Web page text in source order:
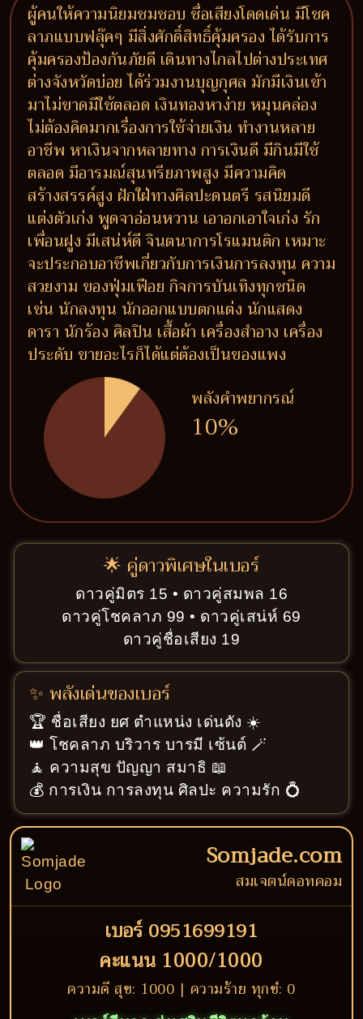
ผู้คนให้ความนิยมชมชอบ ชื่อเสียงโดดเด่น มีโชค
ลาภแบบฟลุ๊คๆ มีสิ่งศักดิ์สิทธิ์คุ้มครอง ได้รับการ
คุ้มครองป้องกันภัยดี เดินทางไกลไปต่างประเทศ
ต่างจังหวัดบ่อย ได้ร่วมงานบุญกุศล มักมีเงินเข้า
มาไม่ขาดมีใช้ตลอด เงินทองหาง่าย หมุนคล่อง
ไม่ต้องคิดมากเรื่องการใช้จ่ายเงิน ทำงานหลาย
อาชีพ หาเงินจากหลายทาง การเงินดี มีกินมีใช้
ตลอด มีอารมณ์สุนทรียภาพสูง มีความคิด
สร้างสรรค์สูง ฝักใฝ่ทางศิลปะดนตรี รสนิยมดี
แต่งตัวเก่ง พูดจาอ่อนหวาน เอาอกเอาใจเก่ง รัก
เพื่อนฝูง มีเสน่ห์ดี จินตนาการโรแมนติก เหมาะ
จะประกอบอาชีพเกี่ยวกับการเงินการลงทุน ความ
สวยงาม ของฟุ่มเฟือย กิจการบันเทิงทุกชนิด
เช่น นักลงทุน นักออกแบบตกแต่ง นักแสดง
ดารา นักร้อง ศิลปิน เสื้อผ้า เครื่องสำอาง เครื่อง
ประดับ ขายอะไรก็ได้แต่ต้องเป็นของแพง
พลังคำพยากรณ์
10%
🌟 คู่ดาวพิเศษในเบอร์
ดาวคู่มิตร 15 • ดาวคู่สมพล 16
ดาวคู่โชคลาภ 99 • ดาวคู่เสน่ห์ 69
ดาวคู่ชื่อเสียง 19
✨ พลังเด่นของเบอร์
🏆 ชื่อเสียง ยศ ตำแหน่ง เด่นดัง ☀️
👑 โชคลาภ บริวาร บารมี เซ้นต์ 🪄
🧘 ความสุข ปัญญา สมาธิ 📖
💰 การเงิน การลงทุน ศิลปะ ความรัก 💍
Somjade.com
สมเจตน์ดอทคอม
เบอร์ 0951699191
คะแนน 1000/1000
ความดี สุข: 1000 | ความร้าย ทุกข์: 0